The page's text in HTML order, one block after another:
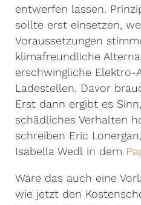
entwerfen lassen.
sollte erst einsetzen,
Voraussetzungen
klimafreundliche
erschwingliche Elektro-
Ladestellen. Davor
Erst dann ergibt es
schädliches Verhalten
schreiben Eric
Isabella Wedl in dem
Wäre das auch eine
wie jetzt den